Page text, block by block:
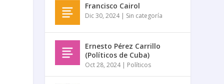
Francisco Cairol
Dic 30, 2024| Sin categoría
Ernesto Pérez Carrillo
(Políticos de Cuba)
Oct 28, 2024| Políticos